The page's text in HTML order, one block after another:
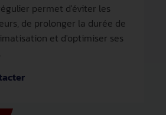
permet d'éviter les
de prolonger la durée de
et d'optimiser ses